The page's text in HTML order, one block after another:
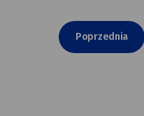
Poprzednia